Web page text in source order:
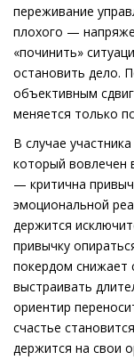
переживание
плохого —
«починить»
остановить дело.
объективным
меняется только
В случае
который вовлечен
— критична
эмоциональной
держится
привычку
покердом снижает
выстраивать
ориентир
счастье
держится на свои